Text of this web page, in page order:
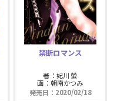
禁断ロマンス
著：妃川 螢
画：朝南かつみ
発売日：2020/02/18